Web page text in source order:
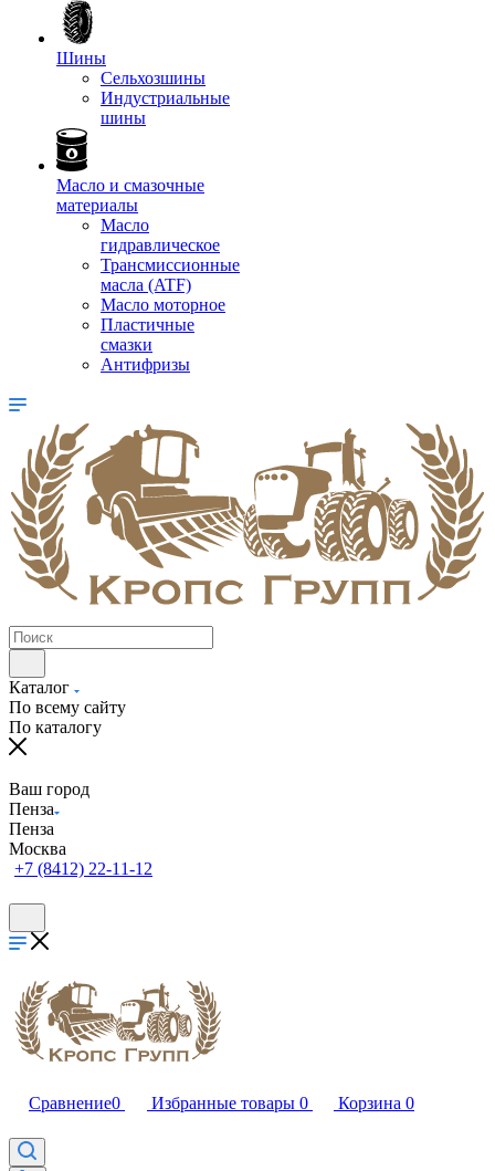
Шины
Сельхозшины
Индустриальные
шины
Масло и смазочные
материалы
Масло
гидравлическое
Трансмиссионные
масла (ATF)
Масло моторное
Пластичные
смазки
Антифризы
Каталог
По всему сайту
По каталогу
Ваш город
Пенза
Пенза
Москва
+7 (8412) 22-11-12
Сравнение0 Избранные товары 0 Корзина 0